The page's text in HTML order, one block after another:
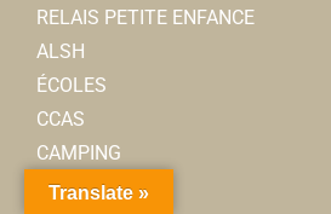
RELAIS PETITE ENFANCE
ALSH
ÉCOLES
CCAS
CAMPING
SENIORS
Translate »